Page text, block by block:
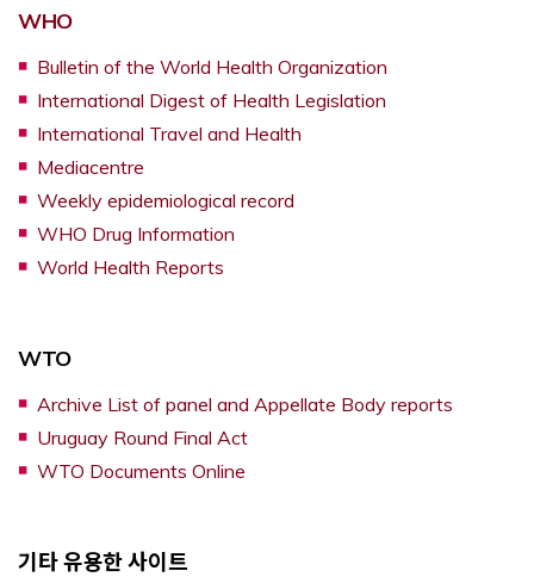
WHOOpens a new window
Bulletin of the World Health Organization
International Digest of Health Legislation
International Travel and Health
Mediacentre
Weekly epidemiological record
WHO Drug Information
World Health Reports
WTO
Archive List of panel and Appellate Body reports
Uruguay Round Final ActOpens a new window
WTO Documents Online
기타 유용한 사이트